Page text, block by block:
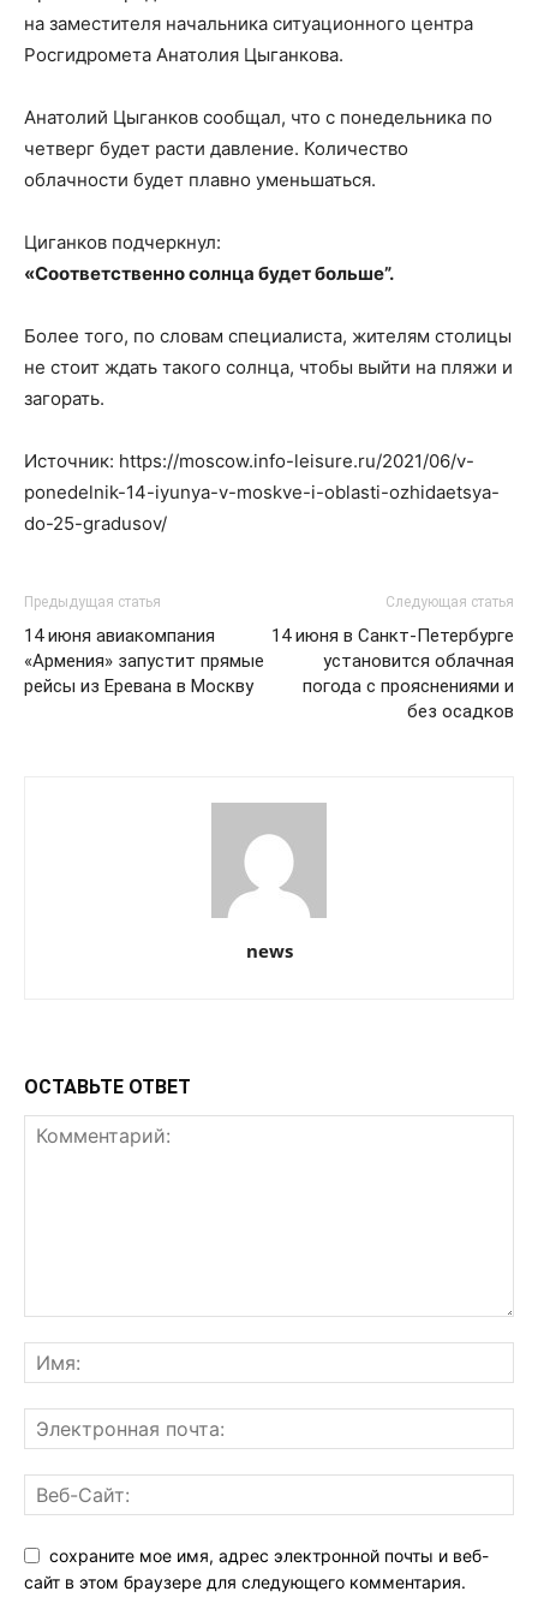
на заместителя начальника ситуационного центра
Росгидромета Анатолия Цыганкова.
Анатолий Цыганков сообщал, что с понедельника по
четверг будет расти давление. Количество
облачности будет плавно уменьшаться.
Циганков подчеркнул:
«Соответственно солнца будет больше”.
Более того, по словам специалиста, жителям столицы
не стоит ждать такого солнца, чтобы выйти на пляжи и
загорать.
Источник: https://moscow.info-leisure.ru/2021/06/v-
ponedelnik-14-iyunya-v-moskve-i-oblasti-ozhidaetsya-
do-25-gradusov/
Предыдущая статья
14 июня авиакомпания
«Армения» запустит прямые
рейсы из Еревана в Москву
Следующая статья
14 июня в Санкт-Петербурге
установится облачная
погода с прояснениями и
без осадков
news
ОСТАВЬТЕ ОТВЕТ
сохраните мое имя, адрес электронной почты и веб-
сайт в этом браузере для следующего комментария.